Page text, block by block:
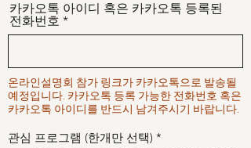
카카오톡 아이디 혹은 카카오톡 등록된
전화번호
온라인설명회 참가 링크가 카카오톡으로 발송될
예정입니다. 카카오톡 등록 가능한 전화번호 혹은
카카오톡 아이디를 반드시 남겨주시기 바랍니다.
관심 프로그램 (한개만 선택) *